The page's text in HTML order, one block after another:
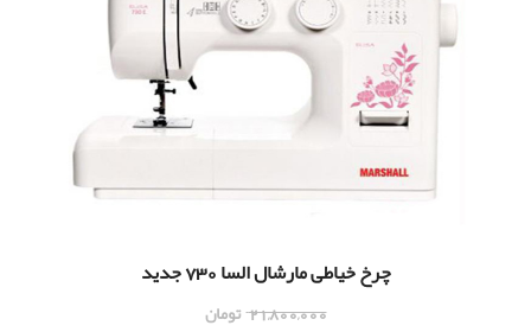
چرخ خياطی مارشال السا 730 جدید
21,800,000 تومان